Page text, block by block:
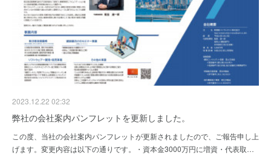
2023.12.22 02:32
弊社の会社案内パンフレットを更新しました。
この度、当社の会社案内パンフレットが更新されましたので、ご報告申し上
げます。変更内容は以下の通りです。・資本金3000万円に増資・代表取…